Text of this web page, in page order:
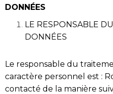
DONNÉES
LE RESPONSABLE
DONNÉES
Le responsable du
caractère personnel est :
contacté de la manière